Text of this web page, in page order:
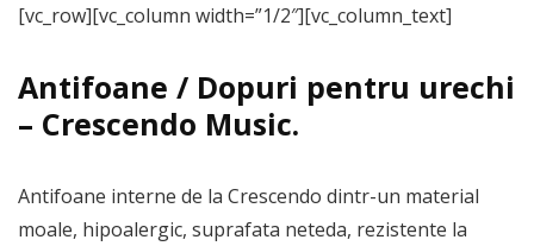
[vc_row][vc_column width=”1/2″][vc_column_text]
Antifoane / Dopuri pentru urechi
– Crescendo Music.
Antifoane interne de la Crescendo dintr-un material
moale, hipoalergic, suprafata neteda, rezistente la